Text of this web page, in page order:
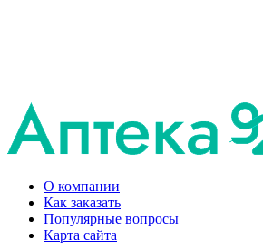
О компании
Как заказать
Популярные вопросы
Карта сайта